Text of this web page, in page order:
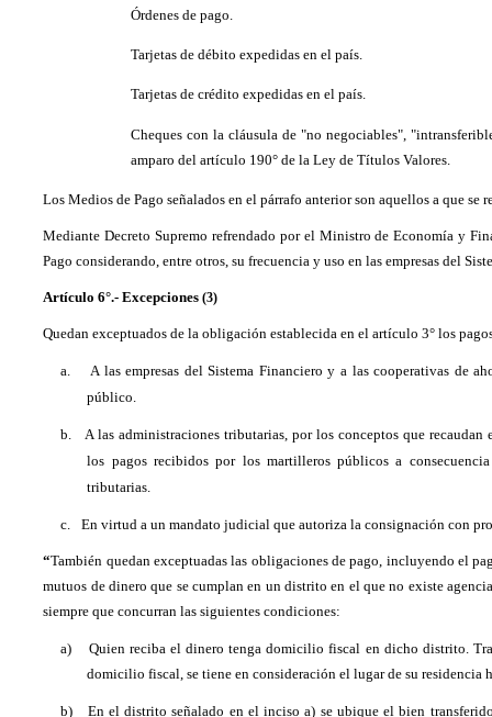
Órdenes de pago.
Tarjetas de débito expedidas en el país.
Tarjetas de crédito expedidas en el país.
Cheques con la cláusula de "no negociables",
amparo del artículo 190° de la Ley de Títulos Valores.
Los Medios de Pago señalados en el párrafo anterior son aquellos a que se
Mediante Decreto Supremo refrendado por el Ministro de Economía y
Pago considerando, entre otros, su frecuencia y uso en las empresas del
Artículo 6°.- Excepciones(3)
Quedan exceptuados de la obligación establecida en el artículo 3° los
a.
A las empresas del Sistema Financiero y a las cooperativas de
público.
b.
A las administraciones tributarias, por los conceptos que
los pagos recibidos por los martilleros públicos a
tributarias.
c. En virtud a un mandato judicial que autoriza la consignación con
“También quedan exceptuadas las obligaciones de pago, incluyendo el
mutuos de dinero que se cumplan en un distrito en el que no existe
siempre que concurran las siguientes condiciones:
a)
Quien reciba el dinero tenga domicilio fiscal en dicho distrito.
domicilio fiscal, se tiene en consideración el lugar de su residencia
b)
En el distrito señalado en el inciso a) se ubique el bien